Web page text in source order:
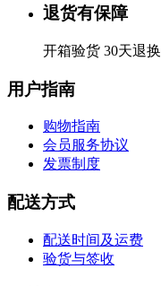
退货有保障
开箱验货 30天退换
用户指南
购物指南
会员服务协议
发票制度
配送方式
配送时间及运费
验货与签收